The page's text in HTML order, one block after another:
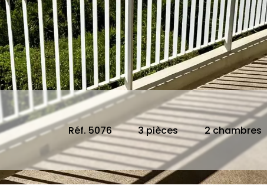
Réf. 5076 3 pièces 2 chambres